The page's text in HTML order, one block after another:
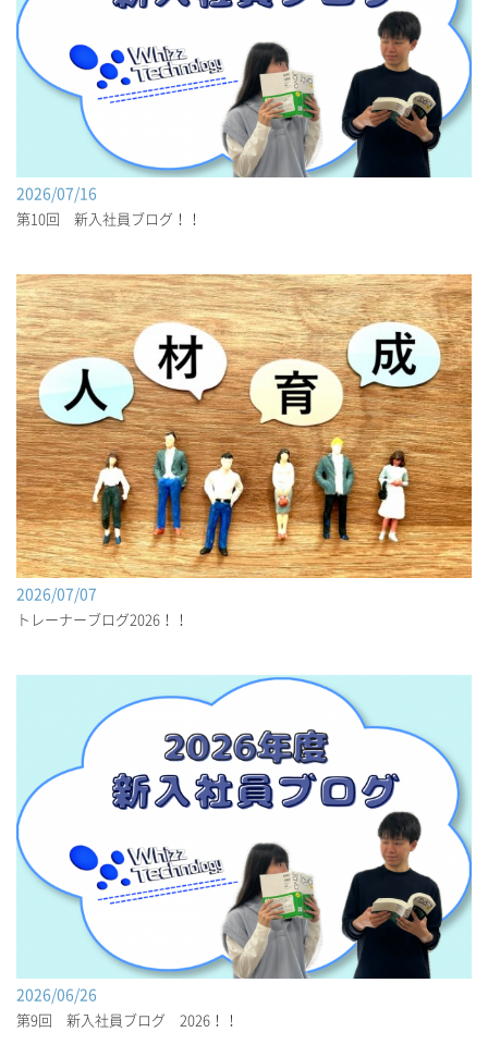
2026/07/16
第10回 新入社員ブログ！！
2026/07/07
トレーナーブログ2026！！
2026/06/26
第9回 新入社員ブログ 2026！！